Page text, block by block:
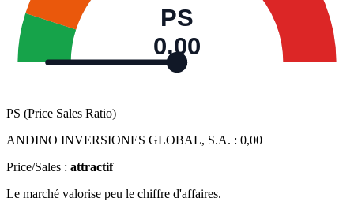
PS
0,00
PS (Price Sales Ratio)
ANDINO INVERSIONES GLOBAL, S.A. : 0,00
Price/Sales : attractif
Le marché valorise peu le chiffre d'affaires.